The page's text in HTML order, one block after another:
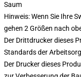
Saum
Hinweis: Wenn Sie Ihre
gehen 2 Größen nach
Der Drittdrucker dieses
Standards der
Der Drucker dieses